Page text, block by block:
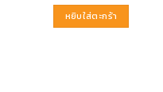
หยิบใส่ตะกร้า